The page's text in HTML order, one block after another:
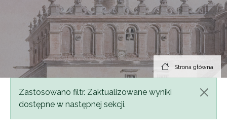
Strona główna
Komunikat
Zastosowano filtr. Zaktualizowane wyniki
dostępne w następnej sekcji.